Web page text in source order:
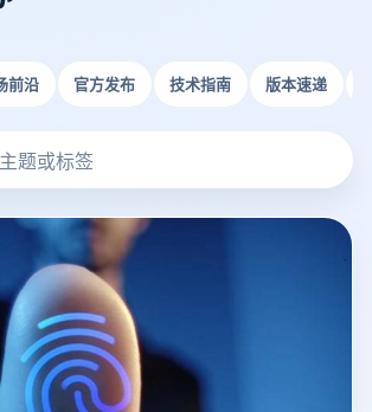
前沿 官方发布 技术指南 版本速递